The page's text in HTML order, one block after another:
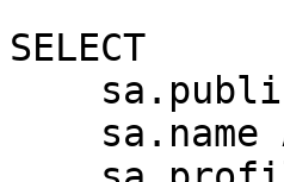
SELECT